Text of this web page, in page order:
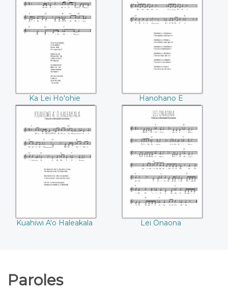
Ka Lei Ho'ohie
Ka Lei Ho'ohie
Hanohano E
Hanohano E
Kuahiwi A'o
Haleakala
Kuahiwi A'o Haleakala
Lei Onaona
Lei Onaona
Paroles